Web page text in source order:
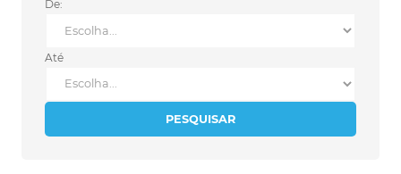
De:
Até
PESQUISAR